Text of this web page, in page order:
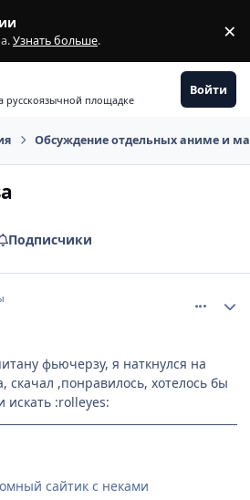
Узнать больше. ×
площадке
Войти
Обсуждение отдельных аниме и
Подписчики
фьючерзу, я наткнулся на
скачал ,понравилось, хотелось бы
искать :rolleyes:
сайтик с неками